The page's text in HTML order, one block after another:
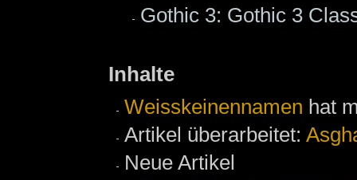
Gothic 3: Gothic 3
Inhalte
Weisskeinennamen hat
Artikel überarbeitet:
Neue Artikel